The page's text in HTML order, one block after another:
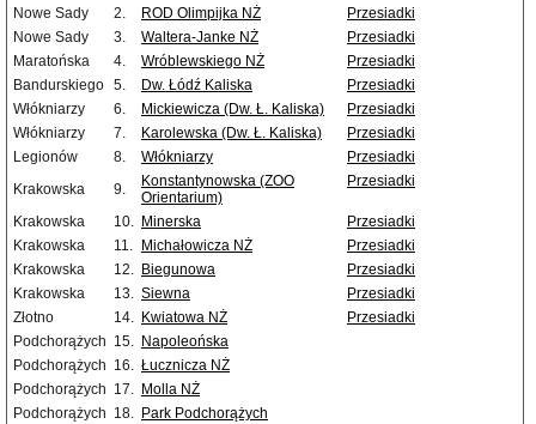
Nowe Sady
2. ROD Olimpijka NŻ
Przesiadki
Nowe Sady
3. Waltera-Janke NŻ
Przesiadki
Maratońska
4. Wróblewskiego NŻ
Przesiadki
Bandurskiego 5. Dw. Łódź Kaliska
Przesiadki
Włókniarzy
6. Mickiewicza (Dw. Ł. Kaliska)
Przesiadki
Włókniarzy
7. Karolewska (Dw. Ł. Kaliska)
Przesiadki
Legionów
8. Włókniarzy
Przesiadki
Krakowska
9.
Konstantynowska (ZOO
Orientarium)
Przesiadki
Krakowska 10. Minerska
Przesiadki
Krakowska
11. Michałowicza NŻ
Przesiadki
Krakowska
12. Biegunowa
Przesiadki
Krakowska
13. Siewna
Przesiadki
Złotno
14. Kwiatowa NŻ
Przesiadki
Podchorążych 15. Napoleońska
Podchorążych 16. Łucznicza NŻ
Podchorążych 17. Molla NŻ
Podchorążych 18. Park Podchorążych